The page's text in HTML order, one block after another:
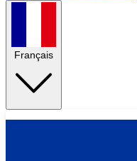
Français